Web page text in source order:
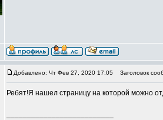
Добавлено: Чт Фев 27, 2020 17:05 Заголовок
Ребят!Я нашел страницу на которой можно